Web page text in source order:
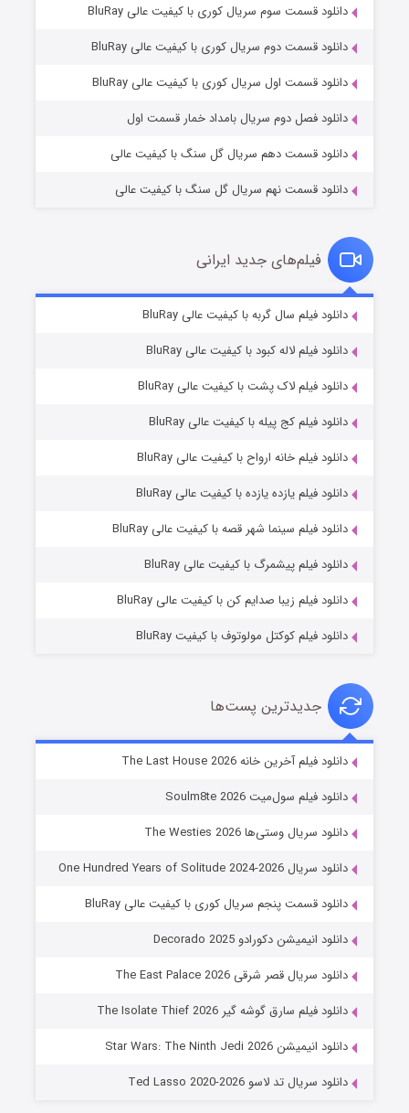
مردگان متحرک: شهر مرده ۳
قسمت۲ (زیرنویس) منتشر شد
قسمت۷ (زیرنویس) منتشر شد
خاندان اژدها فصل ۳
جادوگری در مغولستان
قسمت۱۴ (زیرنویس) منتشر شد
دانلود قسمت سوم سریال کوری با کیفیت عالی BluRay
دانلود قسمت دوم سریال کوری با کیفیت عالی BluRay
دانلود قسمت اول سریال کوری با کیفیت عالی BluRay
دانلود فصل دوم سریال بامداد خمار قسمت اول
دانلود قسمت دهم سریال گل سنگ با کیفیت عالی
دانلود قسمت نهم سریال گل سنگ با کیفیت عالی
فیلم‌های جدید ایرانی
دانلود فیلم سال گربه با کیفیت عالی BluRay
دانلود فیلم لاله کبود با کیفیت عالی BluRay
دانلود فیلم لاک پشت با کیفیت عالی BluRay
دانلود فیلم کج‌ پیله با کیفیت عالی BluRay
دانلود فیلم خانه ارواح با کیفیت عالی BluRay
دانلود فیلم یازده یازده با کیفیت عالی BluRay
دانلود فیلم سینما شهر قصه با کیفیت عالی BluRay
دانلود فیلم پیشمرگ با کیفیت عالی BluRay
دانلود فیلم زیبا صدایم کن با کیفیت عالی BluRay
دانلود فیلم کوکتل مولوتوف با کیفیت BluRay
جدیدترین پست‌ها
دانلود فیلم آخرین خانه The Last House 2026
دانلود فیلم سول‌میت Soulm8te 2026
دانلود سریال وستی‌ها The Westies 2026
دانلود سریال One Hundred Years of Solitude 2024-2026
دانلود قسمت پنجم سریال کوری با کیفیت عالی BluRay
دانلود انیمیشن دکورادو Decorado 2025
دانلود سریال قصر شرقی The East Palace 2026
دانلود فیلم سارق گوشه گیر The Isolate Thief 2026
دانلود انیمیشن Star Wars: The Ninth Jedi 2026
دانلود سریال تد لاسو Ted Lasso 2020-2026